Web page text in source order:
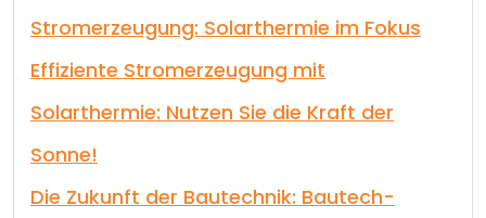
Stromerzeugung: Solarthermie im Fokus
Effiziente Stromerzeugung mit
Solarthermie: Nutzen Sie die Kraft der
Sonne!
Die Zukunft der Bautechnik: Bautech-